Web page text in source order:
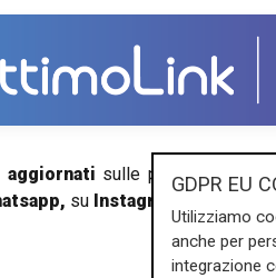
sulle principali
su Instagram
GDPR EU
Utilizziamo
anche per
integrazione